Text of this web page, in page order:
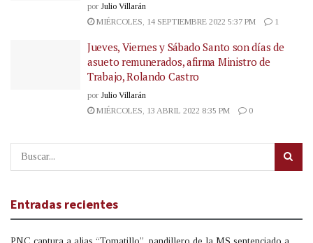
por Julio Villarán
MIÉRCOLES, 14 SEPTIEMBRE 2022 5:37 PM
1
Jueves, Viernes y Sábado Santo son días de
asueto remunerados, afirma Ministro de
Trabajo, Rolando Castro
por Julio Villarán
MIÉRCOLES, 13 ABRIL 2022 8:35 PM
0
Entradas recientes